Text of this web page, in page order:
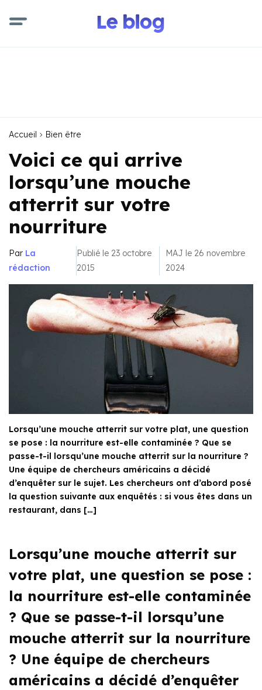
Accueil Bien être
Voici ce qui arrive
lorsqu’une mouche
atterrit sur votre
nourriture
Par La
rédaction
Publié le 23 octobre
2015
MAJ le 26 novembre
2024
Lorsqu’une mouche atterrit sur votre plat, une question
se pose : la nourriture est-elle contaminée ? Que se
passe-t-il lorsqu’une mouche atterrit sur la nourriture ?
Une équipe de chercheurs américains a décidé
d’enquêter sur le sujet. Les chercheurs ont d’abord posé
la question suivante aux enquêtés : si vous êtes dans un
restaurant, dans […]
Lorsqu’une mouche atterrit sur
votre plat, une question se pose :
la nourriture est-elle contaminée
? Que se passe-t-il lorsqu’une
mouche atterrit sur la nourriture
? Une équipe de chercheurs
américains a décidé d’enquêter